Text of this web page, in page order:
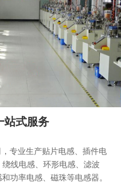
站式服务
专业生产贴片电感、插件电
线电感、环形电感、滤波
功率电感、磁珠等电感器。